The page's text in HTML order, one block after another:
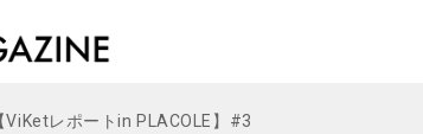
レポートin PLACOLE】#3